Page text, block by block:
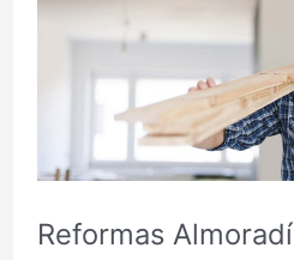
Reformas Almoradí
Almoradí